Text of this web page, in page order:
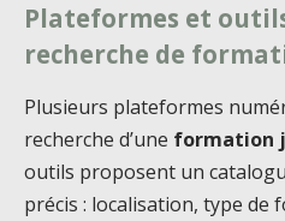
Plateformes et
recherche de
Plusieurs plateformes
recherche d’une formation
outils proposent un
précis : localisation, type de